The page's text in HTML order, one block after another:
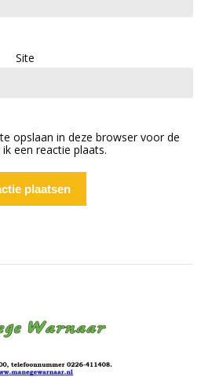
Site
opslaan in deze browser voor de
een reactie plaats.